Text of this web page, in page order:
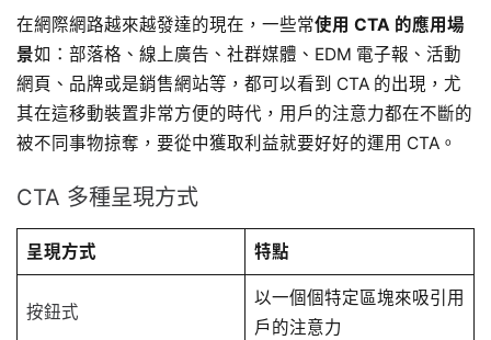
在網際網路越來越發達的現在，一些常使用 CTA 的應用場
景如：部落格、線上廣告、社群媒體、EDM 電子報、活動
網頁、品牌或是銷售網站等，都可以看到 CTA 的出現，尤
其在這移動裝置非常方便的時代，用戶的注意力都在不斷的
被不同事物掠奪，要從中獲取利益就要好好的運用 CTA。
CTA 多種呈現方式
呈現方式 特點
按鈕式
以一個個特定區塊來吸引用
戶的注意力